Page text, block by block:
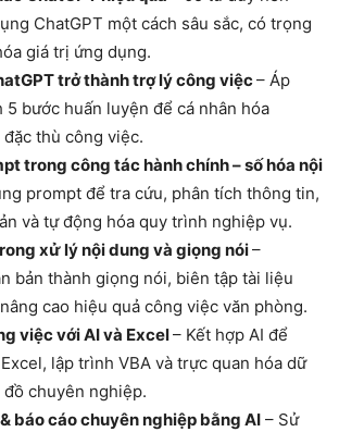
ChatGPT một cách sâu sắc, có trọng
giá trị ứng dụng.
trở thành trợ lý công việc– Áp
bước huấn luyện để cá nhân hóa
thù công việc.
trong công tác hành chính – số hóa nội
prompt để tra cứu, phân tích thông tin,
và tự động hóa quy trình nghiệp vụ.
xử lý nội dung và giọng nói–
bản thành giọng nói, biên tập tài liệu
cao hiệu quả công việc văn phòng.
việc với AI và Excel– Kết hợp AI để
lập trình VBA và trực quan hóa dữ
chuyên nghiệp.
báo cáo chuyên nghiệp bằng AI – Sử